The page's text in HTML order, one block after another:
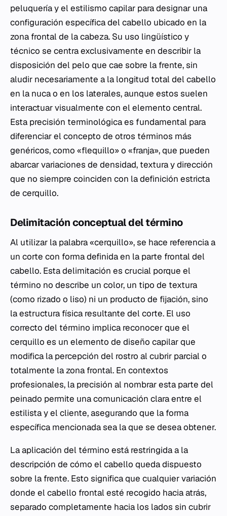
peluquería y el estilismo capilar para designar una
configuración específica del cabello ubicado en la
zona frontal de la cabeza. Su uso lingüístico y
técnico se centra exclusivamente en describir la
disposición del pelo que cae sobre la frente, sin
aludir necesariamente a la longitud total del cabello
en la nuca o en los laterales, aunque estos suelen
interactuar visualmente con el elemento central.
Esta precisión terminológica es fundamental para
diferenciar el concepto de otros términos más
genéricos, como «flequillo» o «franja», que pueden
abarcar variaciones de densidad, textura y dirección
que no siempre coinciden con la definición estricta
de cerquillo.
Delimitación conceptual del término
Al utilizar la palabra «cerquillo», se hace referencia a
un corte con forma definida en la parte frontal del
cabello. Esta delimitación es crucial porque el
término no describe un color, un tipo de textura
(como rizado o liso) ni un producto de fijación, sino
la estructura física resultante del corte. El uso
correcto del término implica reconocer que el
cerquillo es un elemento de diseño capilar que
modifica la percepción del rostro al cubrir parcial o
totalmente la zona frontal. En contextos
profesionales, la precisión al nombrar esta parte del
peinado permite una comunicación clara entre el
estilista y el cliente, asegurando que la forma
específica mencionada sea la que se desea obtener.
La aplicación del término está restringida a la
descripción de cómo el cabello queda dispuesto
sobre la frente. Esto significa que cualquier variación
donde el cabello frontal esté recogido hacia atrás,
separado completamente hacia los lados sin cubrir